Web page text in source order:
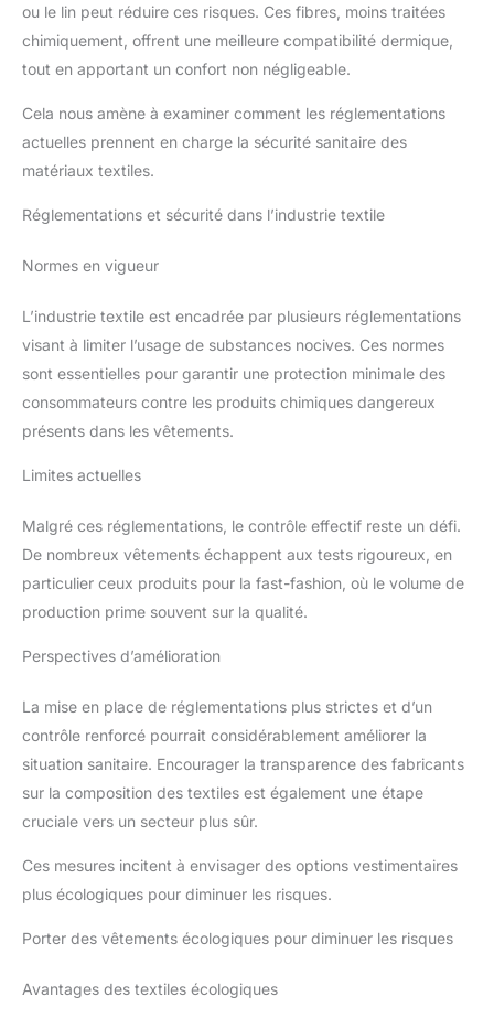
ou le lin peut réduire ces risques. Ces fibres, moins traitées
chimiquement, offrent une meilleure compatibilité dermique,
tout en apportant un confort non négligeable.
Cela nous amène à examiner comment les réglementations
actuelles prennent en charge la sécurité sanitaire des
matériaux textiles.
Réglementations et sécurité dans l’industrie textile
Normes en vigueur
L’industrie textile est encadrée par plusieurs réglementations
visant à limiter l’usage de substances nocives. Ces normes
sont essentielles pour garantir une protection minimale des
consommateurs contre les produits chimiques dangereux
présents dans les vêtements.
Limites actuelles
Malgré ces réglementations, le contrôle effectif reste un défi.
De nombreux vêtements échappent aux tests rigoureux, en
particulier ceux produits pour la fast-fashion, où le volume de
production prime souvent sur la qualité.
Perspectives d’amélioration
La mise en place de réglementations plus strictes et d’un
contrôle renforcé pourrait considérablement améliorer la
situation sanitaire. Encourager la transparence des fabricants
sur la composition des textiles est également une étape
cruciale vers un secteur plus sûr.
Ces mesures incitent à envisager des options vestimentaires
plus écologiques pour diminuer les risques.
Porter des vêtements écologiques pour diminuer les risques
Avantages des textiles écologiques